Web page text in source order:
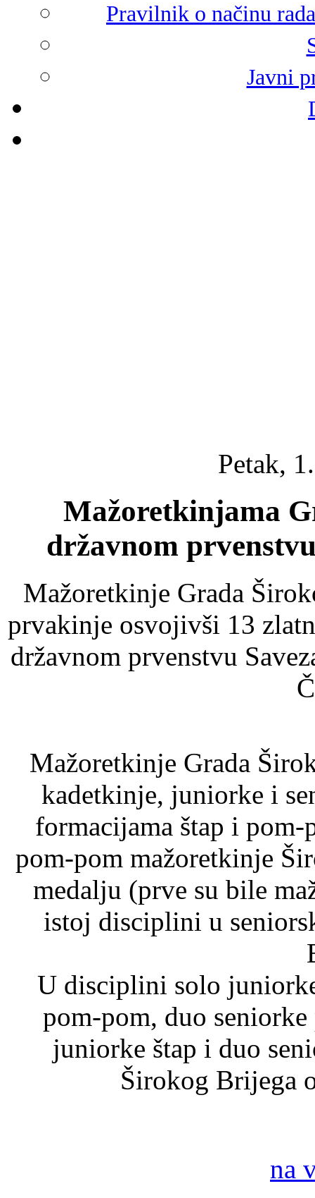
Pravilnik o načinu
Javni
Petak,
Mažoretkinjama
državnom
Mažoretkinje Grada
prvakinje osvojivši 13
državnom prvenstvu
Mažoretkinje Grada
kadetkinje, juniorke i
formacijama štap i
pom-pom mažoretkinje
medalju (prve su bile
istoj disciplini u
U disciplini solo
pom-pom, duo
juniorke štap i duo
Širokog Brijega
na